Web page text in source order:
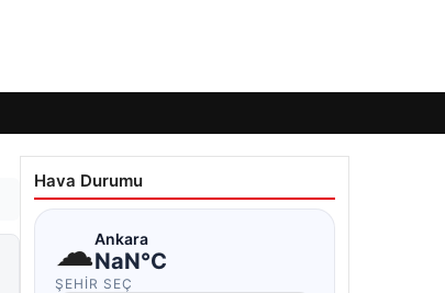
Hava Durumu
☁Ankara
NaN°C
ŞEHIR SEÇ